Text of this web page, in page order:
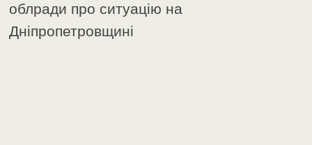
облради про ситуацію на
Дніпропетровщині